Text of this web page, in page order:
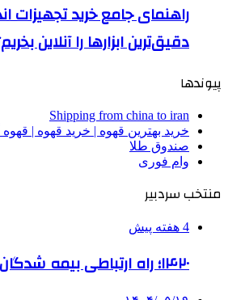
راهنمای جامع خرید تجهیزات
دقیق‌ترین ابزارها را آنلاین
پیوندها
Shipping from china to iran
خرید بهترین قهوه | خرید قهوه | قهوه
صندوق طلا
وام فوری
منتخب سردبیر
4 هفته پیش
۱۴۲۰؛ راه ارتباطی بیمه شدگان تأمین‌اجتماعی